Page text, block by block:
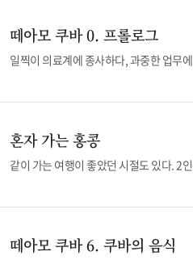
떼아모 쿠바 0. 프롤로그
혼자 가는 홍콩
떼아모 쿠바 6. 쿠바의 음식